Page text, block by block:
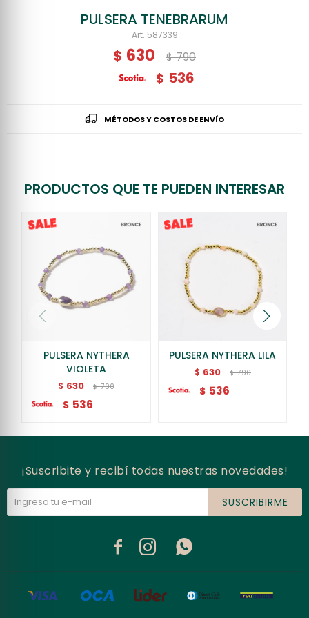
PULSERA TENEBRARUM
587339
$ 630 $ 790
$ 536
MÉTODOS Y COSTOS DE ENVÍO
PRODUCTOS QUE TE PUEDEN INTERESAR
PULSERA NYTHERA
VIOLETA
$ 630 $ 790
$ 536
PULSERA NYTHERA LILA
$ 630 $ 790
$ 536
¡Suscribite y recibí todas nuestras novedades!
SUSCRIBIRME
  